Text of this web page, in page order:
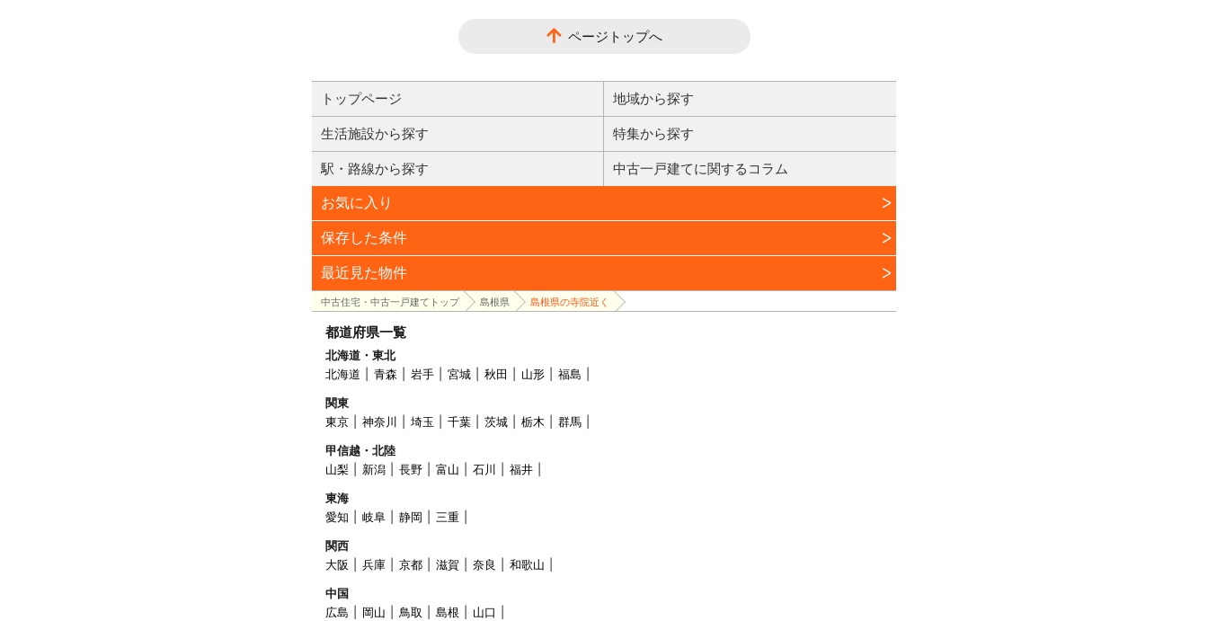
ページトップへ
トップページ 地域から探す
生活施設から探す 特集から探す
駅・路線から探す 中古一戸建てに関するコラム
お気に入り
保存した条件
最近見た物件
中古住宅・中古一戸建てトップ 島根県 島根県の寺院近く
都道府県一覧
北海道・東北
北海道
青森 岩手 宮城 秋田 山形
福島
関東
東京
神奈川 埼玉 千葉 茨城 栃木
群馬
甲信越・北陸
山梨
新潟 長野 富山 石川
福井
東海
愛知
岐阜 静岡
三重
関西
大阪
兵庫 京都 滋賀 奈良
和歌山
中国
広島
岡山 鳥取 島根
山口